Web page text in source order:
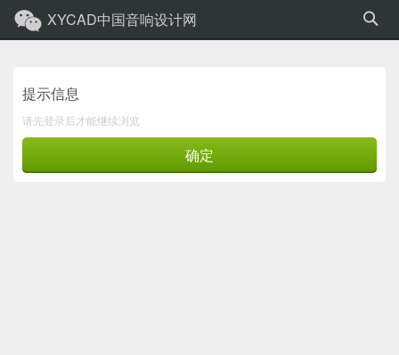
XYCAD中国音响设计网
提示信息
请先登录后才能继续浏览
确定